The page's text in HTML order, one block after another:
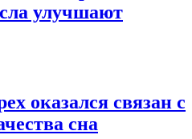
улучшают
оказался связан с
сна